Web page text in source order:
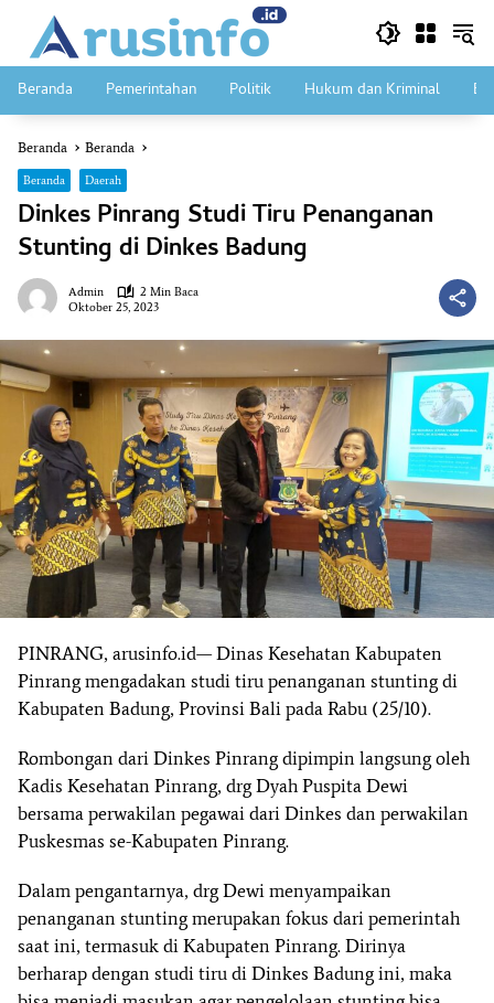
konten
Beranda Pemerintahan Politik Hukum dan Kriminal
Beranda Beranda
Beranda Daerah
Dinkes Pinrang Studi Tiru Penanganan
Stunting di Dinkes Badung
Admin
2 Min Baca
Oktober 25, 2023
PINRANG, arusinfo.id— Dinas Kesehatan Kabupaten
Pinrang mengadakan studi tiru penanganan stunting di
Kabupaten Badung, Provinsi Bali pada Rabu (25/10).
Rombongan dari Dinkes Pinrang dipimpin langsung oleh
Kadis Kesehatan Pinrang, drg Dyah Puspita Dewi
bersama perwakilan pegawai dari Dinkes dan perwakilan
Puskesmas se-Kabupaten Pinrang.
Dalam pengantarnya, drg Dewi menyampaikan
penanganan stunting merupakan fokus dari pemerintah
saat ini, termasuk di Kabupaten Pinrang. Dirinya
berharap dengan studi tiru di Dinkes Badung ini, maka